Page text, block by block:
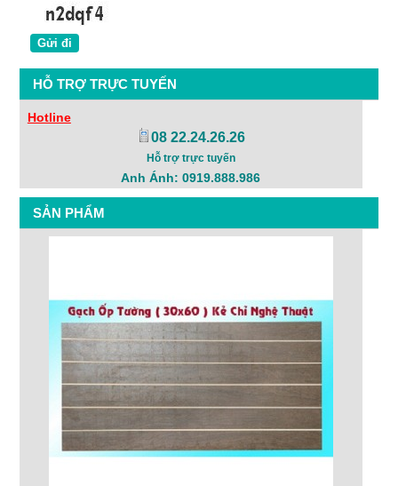
HỖ TRỢ TRỰC TUYẾN
Hotline
08 22.24.26.26
Hỗ trợ trực tuyến
Anh Ánh: 0919.888.986
SẢN PHẨM